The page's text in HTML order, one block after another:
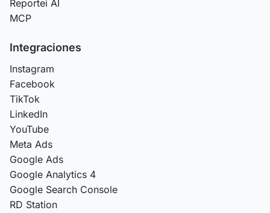
Reportei AI
MCP
Integraciones
Instagram
Facebook
TikTok
LinkedIn
YouTube
Meta Ads
Google Ads
Google Analytics 4
Google Search Console
RD Station